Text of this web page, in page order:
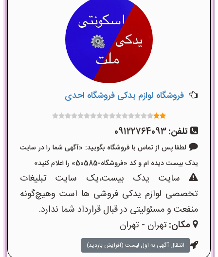
فروشگاه لوازم یدکی فروشگاه احدی
تلفن:09122764093
لطفا پس از تماس با فروشگاه بگویید: «آگهی شما را در سایت
یدک بیست دیده ام و کد «فروشگاه-50585» را اعلام کنید»
سایت یدک بیست،یک سایت تبلیغات
تخصصی لوازم یدکی فروشی ها است وهیچ‌گونه
منفعت و مسئولیتی در قبال قرارداد شما ندارد.
مکان:تهران - تهران
انتقال آگهی به اول لیست (افزایش بازدید)